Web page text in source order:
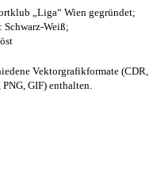
„Liga“ Wien gegründet;
Schwarz-Weiß;
Vektorgrafikformate (CDR,
GIF) enthalten.